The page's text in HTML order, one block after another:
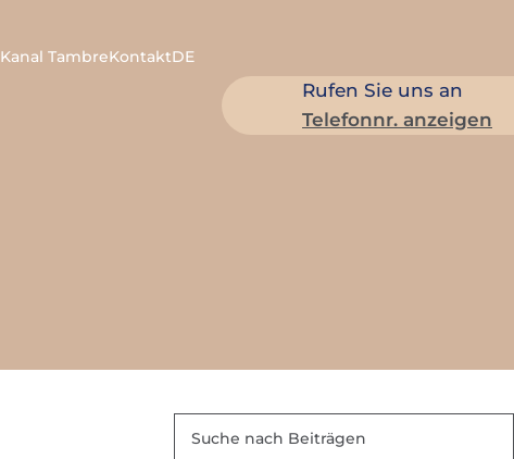
Kanal TambreKontaktDE
Rufen Sie uns an
Telefonnr. anzeigen